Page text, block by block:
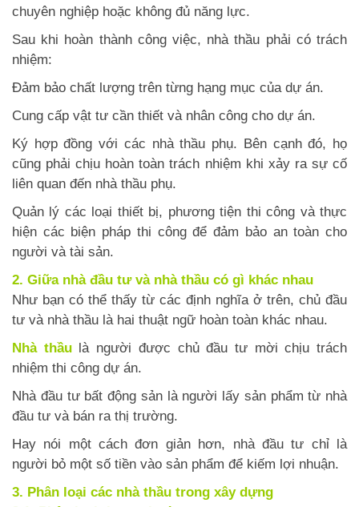
chuyên nghiệp hoặc không đủ năng lực.
Sau khi hoàn thành công việc, nhà thầu phải có trách
nhiệm:
Đảm bảo chất lượng trên từng hạng mục của dự án.
Cung cấp vật tư cần thiết và nhân công cho dự án.
Ký hợp đồng với các nhà thầu phụ. Bên cạnh đó, họ
cũng phải chịu hoàn toàn trách nhiệm khi xảy ra sự cố
liên quan đến nhà thầu phụ.
Quản lý các loại thiết bị, phương tiện thi công và thực
hiện các biện pháp thi công để đảm bảo an toàn cho
người và tài sản.
2. Giữa nhà đầu tư và nhà thầu có gì khác nhau
Như bạn có thể thấy từ các định nghĩa ở trên, chủ đầu
tư và nhà thầu là hai thuật ngữ hoàn toàn khác nhau.
Nhà thầulà người được chủ đầu tư mời chịu trách
nhiệm thi công dự án.
Nhà đầu tư bất động sản là người lấy sản phẩm từ nhà
đầu tư và bán ra thị trường.
Hay nói một cách đơn giản hơn, nhà đầu tư chỉ là
người bỏ một số tiền vào sản phẩm để kiếm lợi nhuận.
3. Phân loại các nhà thầu trong xây dựng